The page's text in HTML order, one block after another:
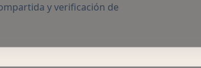
y verificación de